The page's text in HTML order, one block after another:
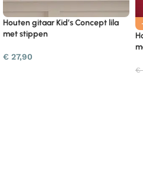
Houten gitaar Kid’s Concept lila
met stippen
€ 27,90
€